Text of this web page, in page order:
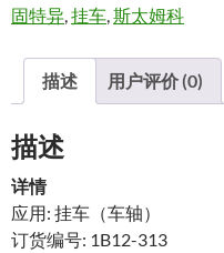
固特异,挂车,斯太姆科
描述 用户评价 (0)
描述
详情
应用: 挂车（车轴）
订货编号: 1B12-313